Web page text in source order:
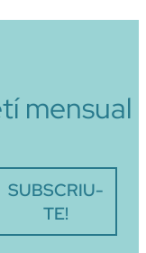
mensual